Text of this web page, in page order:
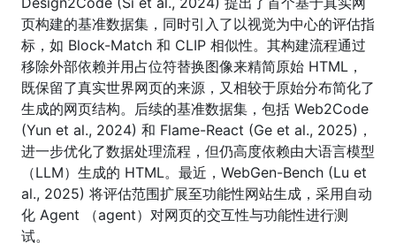
页构建的基准数据集，同时引入了以视觉为中心的评估指
标，如 Block-Match 和 CLIP 相似性。其构建流程通过
移除外部依赖并用占位符替换图像来精简原始 HTML，
既保留了真实世界网页的来源，又相较于原始分布简化了
生成的网页结构。后续的基准数据集，包括 Web2Code
(Yun et al., 2024) 和 Flame-React (Ge et al., 2025)，
进一步优化了数据处理流程，但仍高度依赖由大语言模型
（LLM）生成的 HTML。最近，WebGen-Bench (Lu et
al., 2025) 将评估范围扩展至功能性网站生成，采用自动
化 Agent （agent）对网页的交互性与功能性进行测
试。